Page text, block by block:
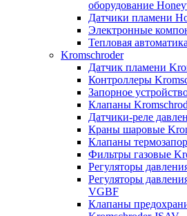
оборудование
Датчики пламени
Электронные
Тепловая
Kromschroder
Датчик пламени
Контроллеры
Запорное
Клапаны
Датчики-реле
Краны шаровые
Клапаны
Фильтры газовые
Регуляторы
Регуляторы
VGBF
Клапаны